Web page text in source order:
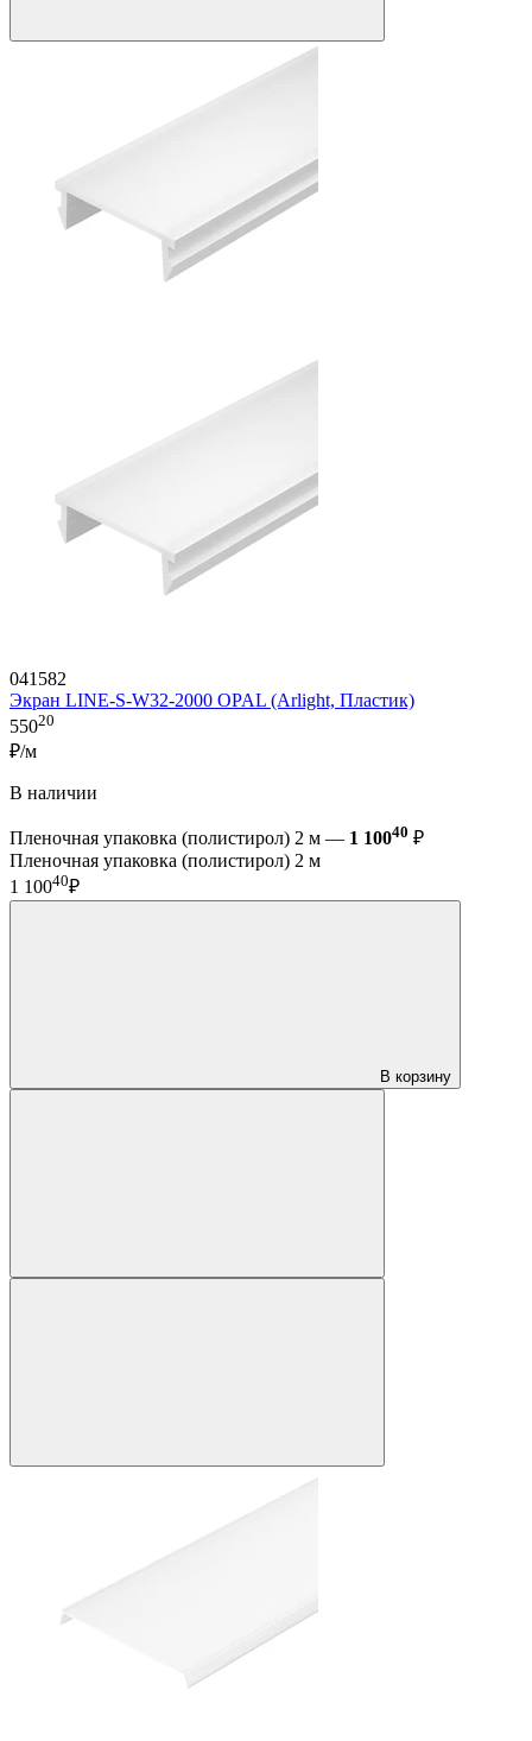
041582
Экран LINE-S-W32-2000 OPAL (Arlight, Пластик)
55020
₽/м
В наличии
Пленочная упаковка (полистирол) 2 м — 1 10040 ₽
Пленочная упаковка (полистирол) 2 м
1 10040₽
В корзину